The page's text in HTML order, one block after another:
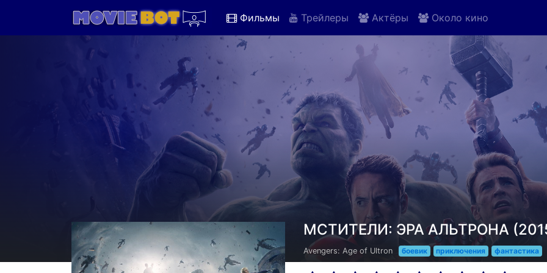
Фильмы Трейлеры Актёры Около кино
МСТИТЕЛИ: ЭРА АЛЬТРОНА
Avengers: Age of Ultron боевик приключения фантастика